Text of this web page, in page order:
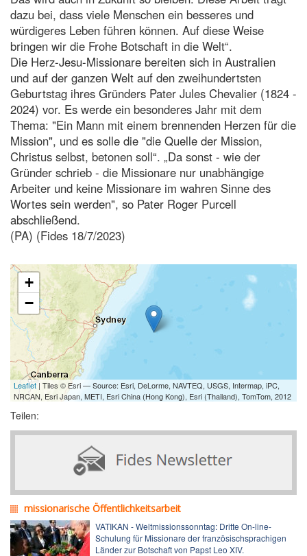
dazu bei, dass viele Menschen ein besseres und
würdigeres Leben führen können. Auf diese Weise
bringen wir die Frohe Botschaft in die Welt“.
Die Herz-Jesu-Missionare bereiten sich in Australien
und auf der ganzen Welt auf den zweihundertsten
Geburtstag ihres Gründers Pater Jules Chevalier (1824 -
2024) vor. Es werde ein besonderes Jahr mit dem
Thema: "Ein Mann mit einem brennenden Herzen für die
Mission", und es solle die "die Quelle der Mission,
Christus selbst, betonen soll“. „Da sonst - wie der
Gründer schrieb - die Missionare nur unabhängige
Arbeiter und keine Missionare im wahren Sinne des
Wortes sein werden", so Pater Roger Purcell
abschließend.
(PA) (Fides 18/7/2023)
+
−
Leaflet | Tiles © Esri — Source: Esri, DeLorme, NAVTEQ, USGS, Intermap, iPC,
NRCAN, Esri Japan, METI, Esri China (Hong Kong), Esri (Thailand), TomTom, 2012
Teilen:
missionarische Öffentlichkeitsarbeit
VATIKAN - Weltmissionssonntag: Dritte On-line-
Schulung für Missionare der französischsprachigen
Länder zur Botschaft von Papst Leo XIV.